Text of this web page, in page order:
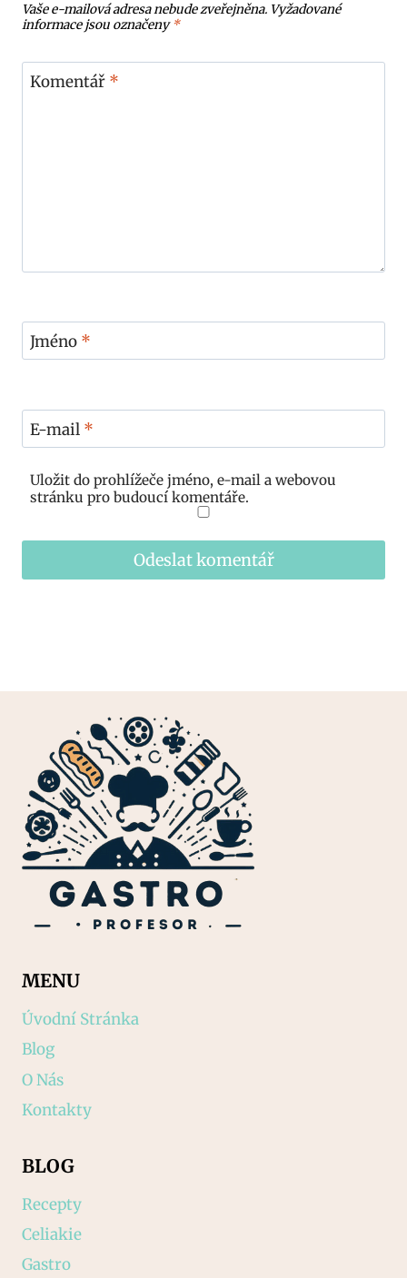
Vaše e-mailová adresa nebude zveřejněna. Vyžadované
informace jsou označeny*
Komentář *
Jméno *
E-mail *
Uložit do prohlížeče jméno, e-mail a webovou
stránku pro budoucí komentáře.
MENU
Úvodní Stránka
Blog
O Nás
Kontakty
BLOG
Recepty
Celiakie
Gastro